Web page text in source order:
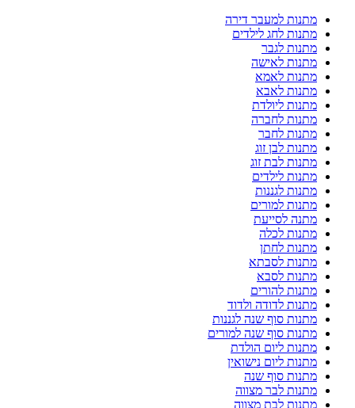
מתנות למעבר דירה
מתנות לחג לילדים
מתנות לגבר
מתנות לאישה
מתנות לאמא
מתנות לאבא
מתנות ליולדת
מתנות לחברה
מתנות לחבר
מתנות לבן זוג
מתנות לבת זוג
מתנות לילדים
מתנות לגננות
מתנות למורים
מתנה לסייעת
מתנות לכלה
מתנות לחתן
מתנות לסבתא
מתנות לסבא
מתנות להורים
מתנות לדודה ולדוד
מתנות סוף שנה לגננות
מתנות סוף שנה למורים
מתנות ליום הולדת
מתנות ליום נישואין
מתנות סוף שנה
מתנות לבר מצווה
מתנות לבת מצווה